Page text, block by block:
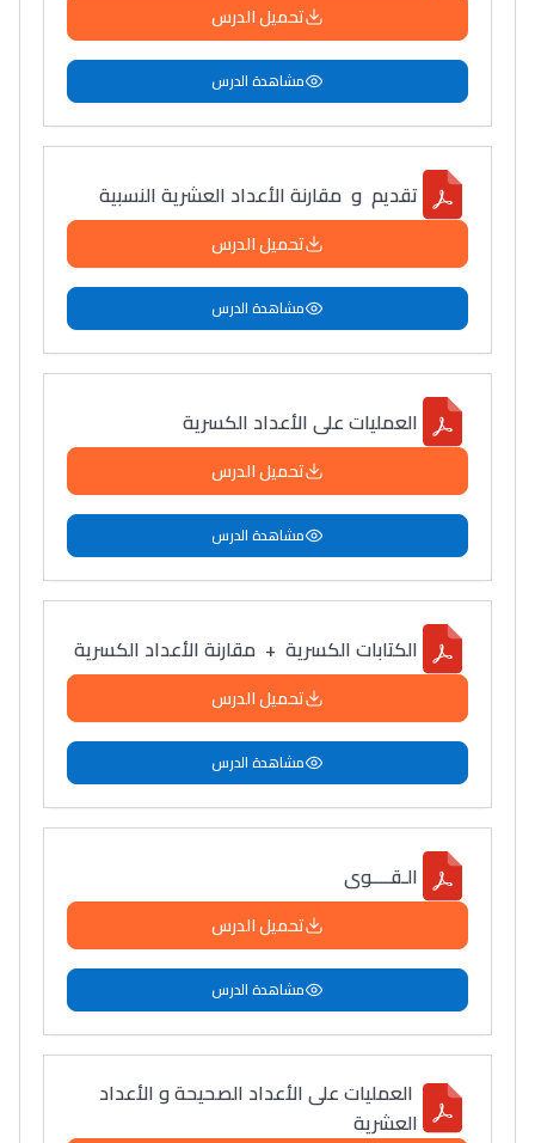
تحميل الدرس
مشاهدة الدرس
تقديم و مقارنة الأعداد العشرية النسبية
تحميل الدرس
مشاهدة الدرس
العمليات على الأعداد الكسرية
تحميل الدرس
مشاهدة الدرس
الكتابات الكسرية + مقارنة الأعداد الكسرية
تحميل الدرس
مشاهدة الدرس
الـقــــوى
تحميل الدرس
مشاهدة الدرس
العمليات على الأعداد الصحيحة و الأعداد
العشرية